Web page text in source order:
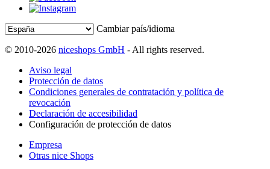
Cambiar país/idioma
© 2010-2026 niceshops GmbH - All rights reserved.
Aviso legal
Protección de datos
Condiciones generales de contratación y política de
revocación
Declaración de accesibilidad
Configuración de protección de datos
Empresa
Otras nice Shops